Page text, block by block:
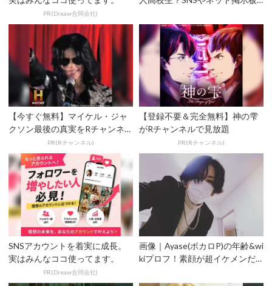
PR(Dreaw合同会社)
【今すぐ無料】マイケル・ジャ
クソン最後の真実をRチャンネル
PR(Rチャンネル)
【登録不要＆完全無料】神の雫
がRチャンネルで見放題
PR(Rチャンネル)
SNSアカウントを着実に成長。
実はみんなココ使ってます。
PR(Dreaw合同会社)
画像｜Ayase(ボカロP)の年齢&wi
kiプロフ！素顔が超イケメンだ